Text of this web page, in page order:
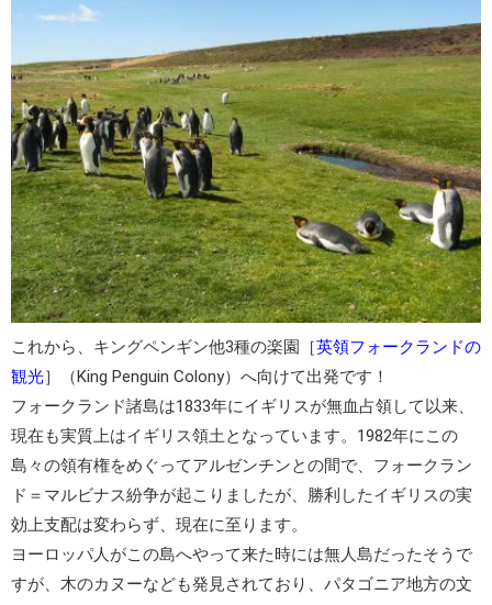
これから、 キングペンギン他3種の楽園 ［英領フォークランドの
観光］（King Penguin Colony）へ向けて出発です！
フォークランド諸島は1833年にイギリスが無血占領して以来、
現在も実質上はイギリス領土となっています。1982年にこの
島々の領有権をめぐってアルゼンチンとの間で、 フォークラン
ド＝マルビナス紛争が起こりましたが、勝利したイギリスの実
効上支配は変わらず、現在に至ります。
ヨーロッパ人がこの島へやって来た時には無人島だったそうで
すが、木のカヌーなども発見されており、 パタゴニア地方の文